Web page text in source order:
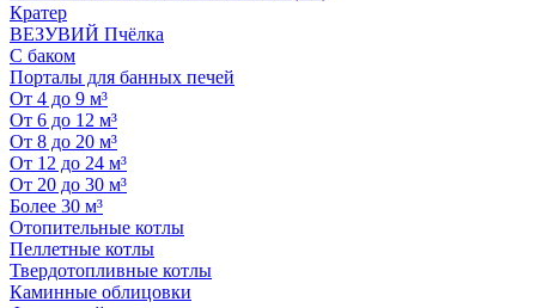
Кратер
ВЕЗУВИЙ Пчёлка
С баком
Порталы для банных печей
От 4 до 9 м³
От 6 до 12 м³
От 8 до 20 м³
От 12 до 24 м³
От 20 до 30 м³
Более 30 м³
Отопительные котлы
Пеллетные котлы
Твердотопливные котлы
Каминные облицовки